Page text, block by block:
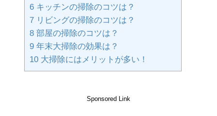
6 キッチンの掃除のコツは？
7 リビングの掃除のコツは？
8 部屋の掃除のコツは？
9 年末大掃除の効果は？
10 大掃除にはメリットが多い！
Sponsored Link